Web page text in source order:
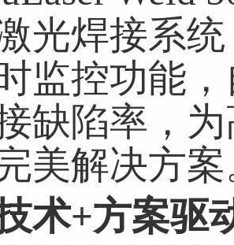
光焊接系
监控功能
缺陷率，
美解决方
术+方案驱